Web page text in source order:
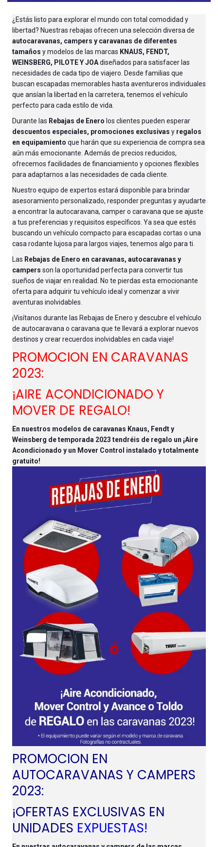
¿Estás listo para explorar el mundo con total comodidad y
libertad? Nuestras rebajas ofrecen una selección diversa de
autocaravanas, campers y caravanas de diferentes
tamaños y modelos de las marcas KNAUS, FENDT,
WEINSBERG, PILOTE Y JOAdiseñados para satisfacer las
necesidades de cada tipo de viajero. Desde familias que
buscan escapadas memorables hasta aventureros individuales
que ansían la libertad en la carretera, tenemos el vehículo
perfecto para cada estilo de vida.
Durante las Rebajas de Enero los clientes pueden esperar
descuentos especiales, promociones exclusivas y regalos
en equipamiento que harán que su experiencia de compra sea
aún más emocionante. Además de precios reducidos,
ofrecemos facilidades de financiamiento y opciones flexibles
para adaptarnos a las necesidades de cada cliente.
Nuestro equipo de expertos estará disponible para brindar
asesoramiento personalizado, responder preguntas y ayudarte
a encontrar la autocaravana, camper o caravana que se ajuste
a tus preferencias y requisitos específicos. Ya sea que estés
buscando un vehículo compacto para escapadas cortas o una
casa rodante lujosa para largos viajes, tenemos algo para ti.
Las Rebajas de Enero en caravanas, autocaravanas y
campers son la oportunidad perfecta para convertir tus
sueños de viajar en realidad. No te pierdas esta emocionante
oferta para adquirir tu vehículo ideal y comenzar a vivir
aventuras inolvidables.
¡Visítanos durante las Rebajas de Enero y descubre el vehículo
de autocaravana o caravana que te llevará a explorar nuevos
destinos y crear recuerdos inolvidables en cada viaje!
PROMOCION EN CARAVANAS
2023:
¡AIRE ACONDICIONADO Y
MOVER DE REGALO!
En nuestros modelos de caravanas Knaus, Fendt y
Weinsberg de temporada 2023 tendréis de regalo un ¡Aire
Acondicionado y un Mover Control instalado y totalmente
gratuito!
PROMOCION EN
AUTOCARAVANAS Y CAMPERS
2023:
¡OFERTAS EXCLUSIVAS EN
UNIDADES EXPUESTAS!